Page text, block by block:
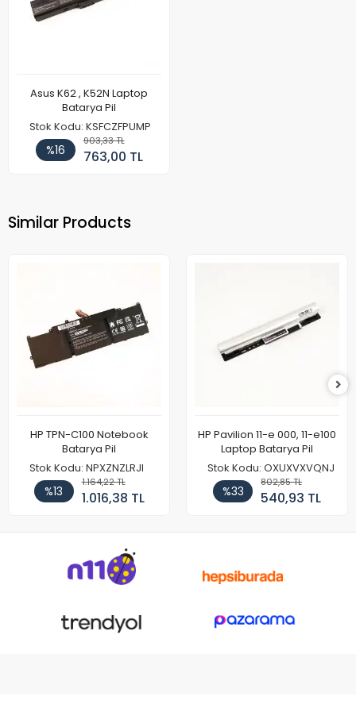
Asus K62 , K52N Laptop
Batarya Pil
Stok Kodu: KSFCZFPUMP
%16
903,33 TL
763,00 TL
Similar Products
HP TPN-C100 Notebook
Batarya Pil
Stok Kodu: NPXZNZLRJI
%13
1.164,22 TL
1.016,38 TL
HP Pavilion 11-e 000, 11-e100
Laptop Batarya Pil
Stok Kodu: OXUXVXVQNJ
%33
802,85 TL
540,93 TL